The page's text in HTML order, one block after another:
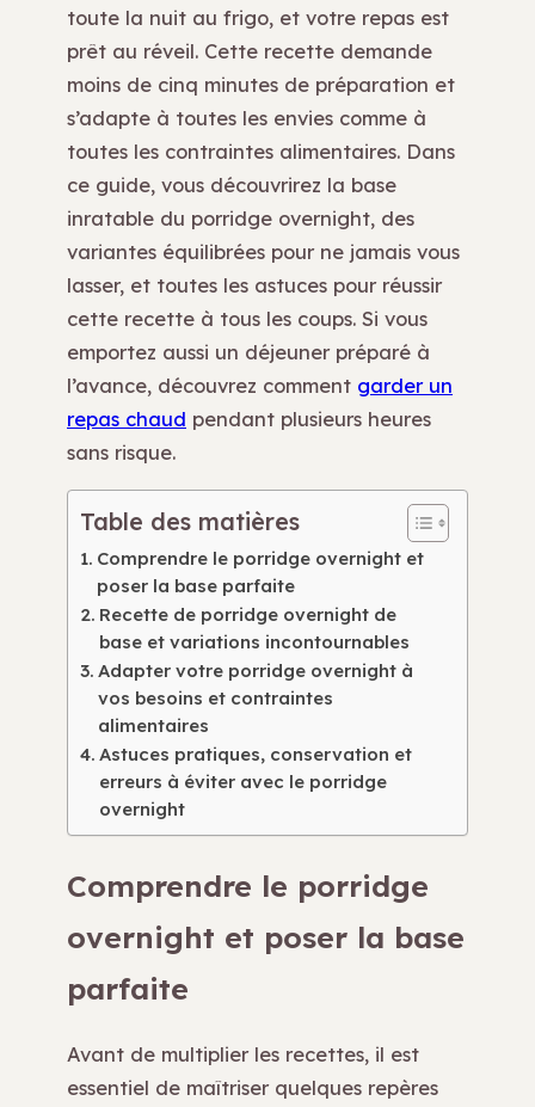
toute la nuit au frigo, et votre repas est
prêt au réveil. Cette recette demande
moins de cinq minutes de préparation et
s’adapte à toutes les envies comme à
toutes les contraintes alimentaires. Dans
ce guide, vous découvrirez la base
inratable du porridge overnight, des
variantes équilibrées pour ne jamais vous
lasser, et toutes les astuces pour réussir
cette recette à tous les coups. Si vous
emportez aussi un déjeuner préparé à
l’avance, découvrez comment garder un
repas chaud pendant plusieurs heures
sans risque.
Table des matières
Comprendre le porridge overnight et
poser la base parfaite
Recette de porridge overnight de
base et variations incontournables
Adapter votre porridge overnight à
vos besoins et contraintes
alimentaires
Astuces pratiques, conservation et
erreurs à éviter avec le porridge
overnight
Comprendre le porridge
overnight et poser la base
parfaite
Avant de multiplier les recettes, il est
essentiel de maîtriser quelques repères